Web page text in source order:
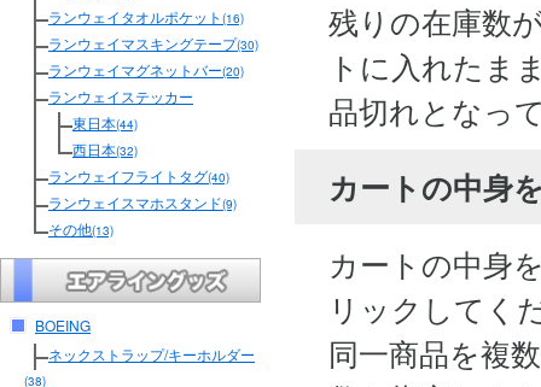
ランウェイタオルポケット (16)
ランウェイマスキングテープ(30)
ランウェイマグネットバー(20)
ランウェイステッカー
東日本(44)
西日本(32)
ランウェイフライトタグ(40)
ランウェイスマホスタンド(9)
その他(13)
BOEING
ネックストラップ/キーホルダー
(38)
残りの在庫数
トに入れたま
品切れとなっ
カートの中身
カートの中身
リックしてく
同一商品を複